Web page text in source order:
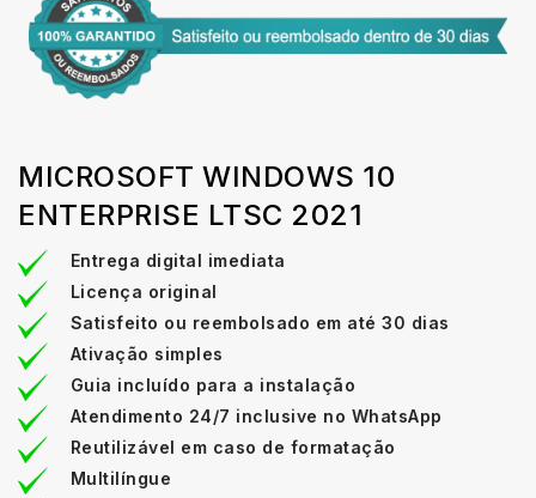
MICROSOFT WINDOWS 10
ENTERPRISE LTSC 2021
Entrega digital imediata
Licença original
Satisfeito ou reembolsado em até 30 dias
Ativação simples
Guia incluído para a instalação
Atendimento 24/7 inclusive no WhatsApp
Reutilizável em caso de formatação
Multilíngue